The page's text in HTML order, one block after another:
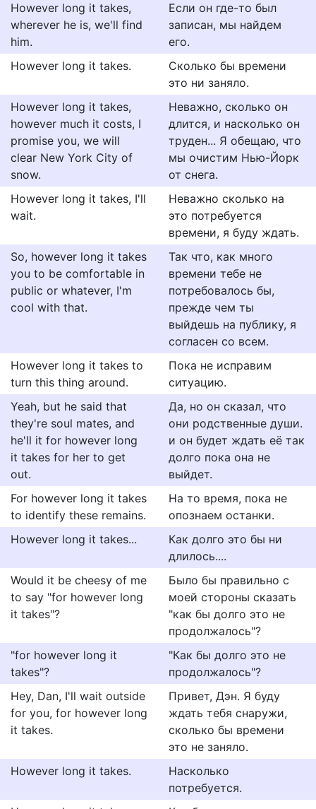
However long it takes,
wherever he is, we'll find
him.
Если он где-то был
записан, мы найдем
его.
However long it takes.
Сколько бы времени
это ни заняло.
However long it takes,
however much it costs, I
promise you, we will
clear New York City of
snow.
Неважно, сколько он
длится, и насколько он
труден... Я обещаю, что
мы очистим Нью-Йорк
от снега.
However long it takes, I'll
wait.
Неважно сколько на
это потребуется
времени, я буду ждать.
So, however long it takes
you to be comfortable in
public or whatever, I'm
cool with that.
Так что, как много
времени тебе не
потребовалось бы,
прежде чем ты
выйдешь на публику, я
согласен со всем.
However long it takes to
turn this thing around.
Пока не исправим
ситуацию.
Yeah, but he said that
they're soul mates, and
he'll it for however long
it takes for her to get
out.
Да, но он сказал, что
они родственные души.
и он будет ждать её так
долго пока она не
выйдет.
For however long it takes
to identify these remains.
На то время, пока не
опознаем останки.
However long it takes...
Как долго это бы ни
длилось....
Would it be cheesy of me
to say "for however long
it takes"?
Было бы правильно с
моей стороны сказать
"как бы долго это не
продолжалось"?
"for however long it
takes"?
"Как бы долго это не
продолжалось"?
Hey, Dan, I'll wait outside
for you, for however long
it takes.
Привет, Дэн. Я буду
ждать тебя снаружи,
сколько бы времени
это не заняло.
However long it takes.
Насколько
потребуется.